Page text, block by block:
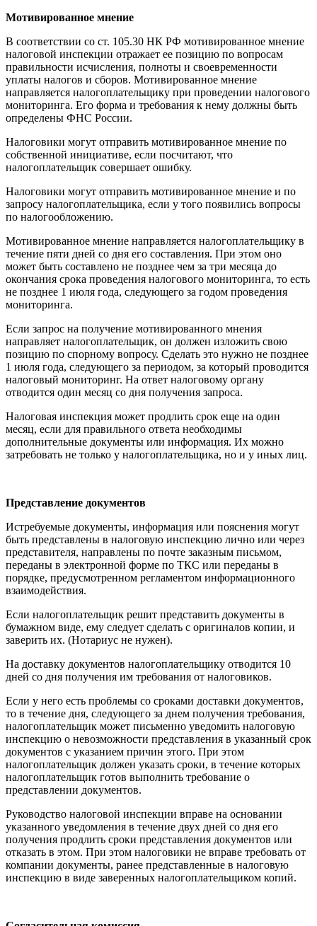
Мотивированное мнение
В соответствии со ст. 105.30 НК РФ мотивированное мнение
налоговой инспекции отражает ее позицию по вопросам
правильности исчисления, полноты и своевременности
уплаты налогов и сборов. Мотивированное мнение
направляется налогоплательщику при проведении налогового
мониторинга. Его форма и требования к нему должны быть
определены ФНС России.
Налоговики могут отправить мотивированное мнение по
собственной инициативе, если посчитают, что
налогоплательщик совершает ошибку.
Налоговики могут отправить мотивированное мнение и по
запросу налогоплательщика, если у того появились вопросы
по налогообложению.
Мотивированное мнение направляется налогоплательщику в
течение пяти дней со дня его составления. При этом оно
может быть составлено не позднее чем за три месяца до
окончания срока проведения налогового мониторинга, то есть
не позднее 1 июля года, следующего за годом проведения
мониторинга.
Если запрос на получение мотивированного мнения
направляет налогоплательщик, он должен изложить свою
позицию по спорному вопросу. Сделать это нужно не позднее
1 июля года, следующего за периодом, за который проводится
налоговый мониторинг. На ответ налоговому органу
отводится один месяц со дня получения запроса.
Налоговая инспекция может продлить срок еще на один
месяц, если для правильного ответа необходимы
дополнительные документы или информация. Их можно
затребовать не только у налогоплательщика, но и у иных лиц.
Представление документов
Истребуемые документы, информация или пояснения могут
быть представлены в налоговую инспекцию лично или через
представителя, направлены по почте заказным письмом,
переданы в электронной форме по ТКС или переданы в
порядке, предусмотренном регламентом информационного
взаимодействия.
Если налогоплательщик решит представить документы в
бумажном виде, ему следует сделать с оригиналов копии, и
заверить их. (Нотариус не нужен).
На доставку документов налогоплательщику отводится 10
дней со дня получения им требования от налоговиков.
Если у него есть проблемы со сроками доставки документов,
то в течение дня, следующего за днем получения требования,
налогоплательщик может письменно уведомить налоговую
инспекцию о невозможности представления в указанный срок
документов с указанием причин этого. При этом
налогоплательщик должен указать сроки, в течение которых
налогоплательщик готов выполнить требование о
представлении документов.
Руководство налоговой инспекции вправе на основании
указанного уведомления в течение двух дней со дня его
получения продлить сроки представления документов или
отказать в этом. При этом налоговики не вправе требовать от
компании документы, ранее представленные в налоговую
инспекцию в виде заверенных налогоплательщиком копий.